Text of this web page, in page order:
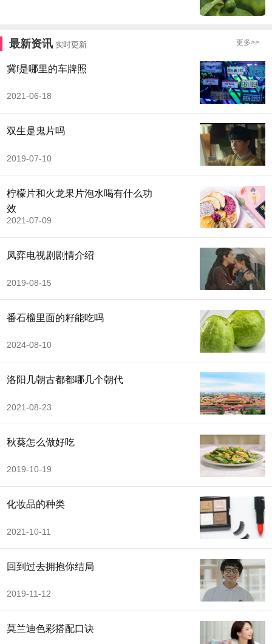
最新资讯 实时更新 更多>>
冀f是哪里的车牌照
2021-06-18
双生是鬼片吗
2019-07-10
柠檬片和火龙果片泡水喝有什么功
效
2021-07-09
凤弈电视剧剧情介绍
2019-08-15
番石榴里面的籽能吃吗
2024-08-10
洛阳几朝古都都哪几个朝代
2021-08-23
秋葵怎么做好吃
2019-10-19
化妆品的种类
2021-10-11
回到过去拥抱你结局
2019-11-12
莫兰迪色彩搭配口诀